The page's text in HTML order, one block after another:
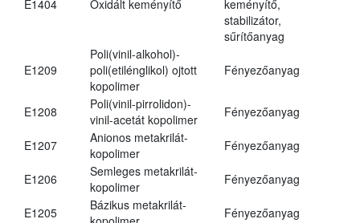
E1404 Oxidált keményítő
keményítő,
stabilizátor,
sűrítőanyag
E1209
Poli(vinil-alkohol)-
poli(etilénglikol) ojtott
kopolimer
Fényezőanyag
E1208
Poli(vinil-pirrolidon)-
vinil-acetát kopolimer
Fényezőanyag
E1207
Anionos metakrilát-
kopolimer
Fényezőanyag
E1206
Semleges metakrilát-
kopolimer
Fényezőanyag
E1205
Bázikus metakrilát-
Fényezőanyag